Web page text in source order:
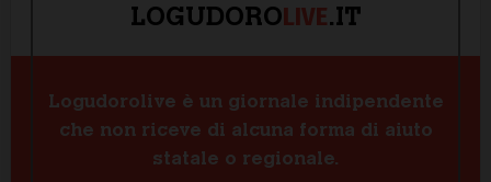
LOGUDOROLIVE.IT
Logudorolive è un giornale indipendente
che non riceve di alcuna forma di aiuto
statale o regionale.